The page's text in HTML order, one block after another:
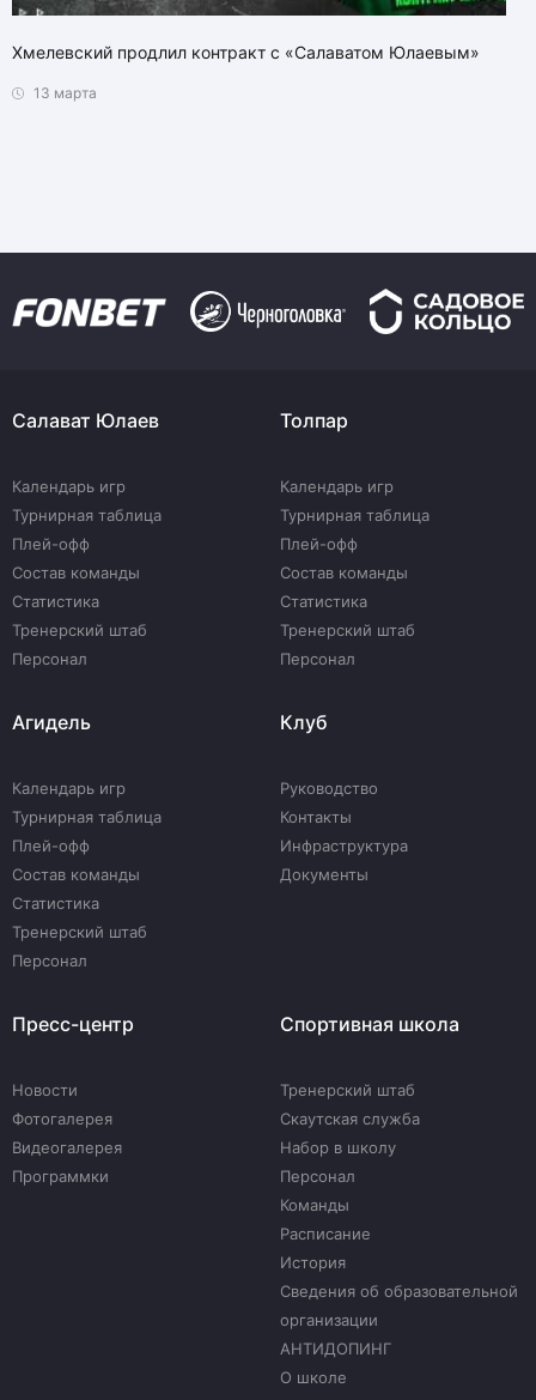
Хмелевский продлил контракт с «Салаватом Юлаевым»
13 марта
Салават Юлаев
Календарь игр
Турнирная таблица
Плей-офф
Состав команды
Статистика
Тренерский штаб
Персонал
Толпар
Календарь игр
Турнирная таблица
Плей-офф
Состав команды
Статистика
Тренерский штаб
Персонал
Агидель
Календарь игр
Турнирная таблица
Плей-офф
Состав команды
Статистика
Тренерский штаб
Персонал
Клуб
Руководство
Контакты
Инфраструктура
Документы
Пресс-центр
Новости
Фотогалерея
Видеогалерея
Программки
Спортивная школа
Тренерский штаб
Скаутская служба
Набор в школу
Персонал
Команды
Расписание
История
Сведения об образовательной
организации
АНТИДОПИНГ
О школе